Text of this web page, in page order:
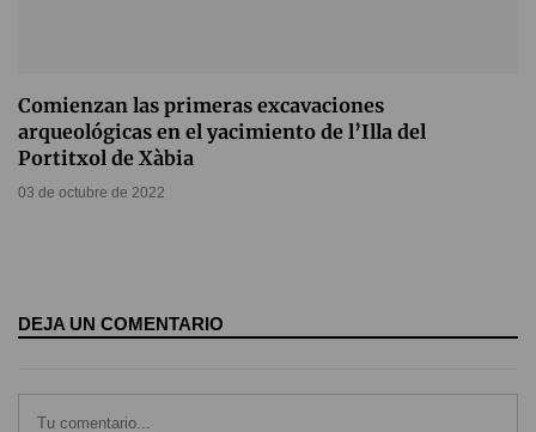
Comienzan las primeras excavaciones
arqueológicas en el yacimiento de l’Illa del
Portitxol de Xàbia
03 de octubre de 2022
DEJA UN COMENTARIO